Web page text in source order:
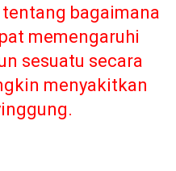
bagaimana
memengaruhi
sesuatu secara
menyakitkan